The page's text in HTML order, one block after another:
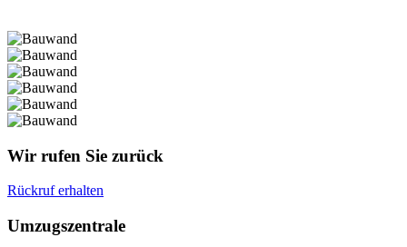
Wir rufen Sie zurück
Rückruf erhalten
Umzugszentrale